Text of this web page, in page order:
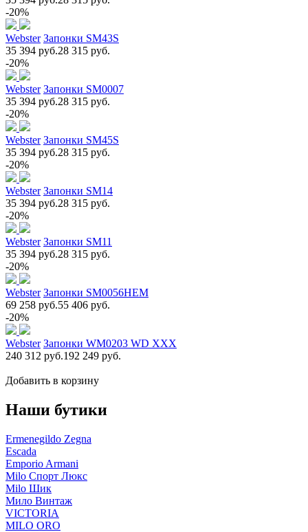
-20%
Webster Запонки SM43S
35 394 руб.28 315 руб.
-20%
Webster Запонки SM0007
35 394 руб.28 315 руб.
-20%
Webster Запонки SM45S
35 394 руб.28 315 руб.
-20%
Webster Запонки SM14
35 394 руб.28 315 руб.
-20%
Webster Запонки SM11
35 394 руб.28 315 руб.
-20%
Webster Запонки SM0056НЕМ
69 258 руб.55 406 руб.
-20%
Webster Запонки WM0203 WD XXX
240 312 руб.192 249 руб.
Добавить в корзину
Наши бутики
Ermenegildo Zegna
Escada
Emporio Armani
Milo Спорт Люкс
Milo Шик
Мило Винтаж
VICTORIA
MILO ORO